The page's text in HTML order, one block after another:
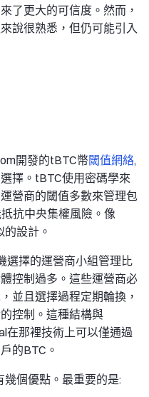
了更大的可信度。然而，
說很熟悉，但仍可能引入
開發的tBTC幣閾值網絡,
擇。tBTC使用密碼學來
營商的閾值多數來管理包
抗中央集權風險。像
設計。
選擇的運營商小組管理比
控制過多。這些運營商必
並且選擇過程定期輪換，
控制。這種結構與
在那裡技術上可以僅通過
的BTC。
個優點。最重要的是: